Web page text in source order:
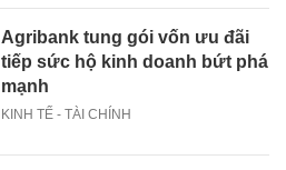
Agribank tung gói vốn ưu đãi
tiếp sức hộ kinh doanh bứt phá
mạnh
KINH TẾ - TÀI CHÍNH